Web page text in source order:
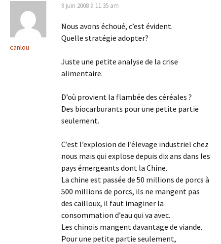
canlou
9 juin 2008 à 11:35 am
Nous avons échoué, c’est évident.
Quelle stratégie adopter?
Juste une petite analyse de la crise
alimentaire.
D’où provient la flambée des céréales ?
Des biocarburants pour une petite partie
seulement.
C’est l’explosion de l’élevage industriel chez
nous mais qui explose depuis dix ans dans les
pays émergeants dont la Chine.
La chine est passée de 50 millions de porcs à
500 millions de porcs, ils ne mangent pas
des cailloux, il faut imaginer la
consommation d’eau qui va avec.
Les chinois mangent davantage de viande.
Pour une petite partie seulement,